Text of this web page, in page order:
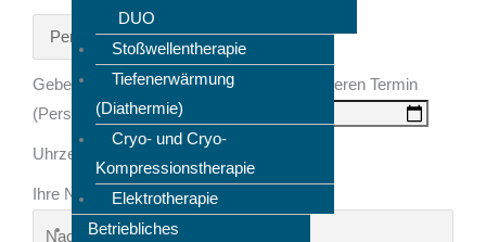
DUO
Stoßwellentherapie
Tiefenerwärmung
(Diathermie)
Cryo- und Cryo-
Kompressionstherapie
Elektrotherapie
Betriebliches
Geben Sie an, wann Sie Zeit haben für unseren Termin
(Persönliche Beratung / Rückruf)
Uhrzeit für den Termin
Ihre Nachricht an uns